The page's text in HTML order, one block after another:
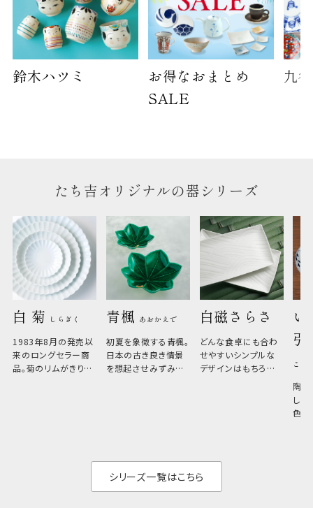
袋のサイズは当店で最適なものをご用意いたしま
す。
ご提供枚数の上限はご注文商品数となります。
天掛け包装、ギフト袋対応の商品にはおつけでき
※犬猫時計には、手提袋をお付けできません
鈴木ハツミ
お得なおまとめ
SALE
九
たち吉オリジナルの器シリーズ
白 菊 しらぎく
1983年8月の発売以
来のロングセラー商
品。菊のリムがきりっ
青楓 あおかえで
初夏を象徴する青楓。
日本の古き良き情景
を想起させみずみず
白磁さらさ
どんな食卓にも合わ
せやすいシンプルな
デザインはもちろん、
い
こひ
陶器
しい
色の
シリーズ一覧はこちら